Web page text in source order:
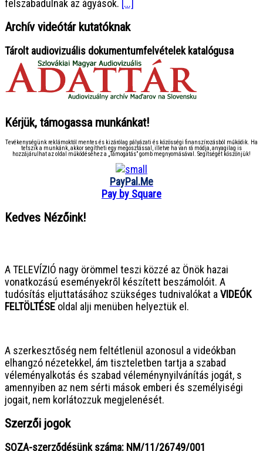
felszabadulnak az ágyások. [...]
Archív videótár kutatóknak
Tárolt audiovizuális dokumentumfelvételek katalógusa
Kérjük, támogassa munkánkat!
Tevékenységünk reklámoktól mentes és kizárólag pályázati és közösségi finanszírozásból működik. Ha
tetszik a munkánk, akkor segítheti egy megosztással, illetve ha van rá módja, anyagilag is
hozzájárulhat az oldal működéséhez a „Támogatás” gomb megnyomásával. Segítségét köszönjük!
PayPal.Me
Pay by Square
Kedves Nézőink!
A TELEVÍZIÓ nagy örömmel teszi közzé az Önök hazai
vonatkozású eseményekről készített beszámolóit. A
tudósítás eljuttatásához szükséges tudnivalókat a VIDEÓK
FELTÖLTÉSE oldal alji menüben helyeztük el.
A szerkesztőség nem feltétlenül azonosul a videókban
elhangzó nézetekkel, ám tiszteletben tartja a szabad
véleményalkotás és szabad véleménynyilvánítás jogát, s
amennyiben az nem sérti mások emberi és személyiségi
jogait, nem korlátozzuk megjelenését.
Szerzői jogok
SOZA-szerződésünk száma: NM/11/26749/001